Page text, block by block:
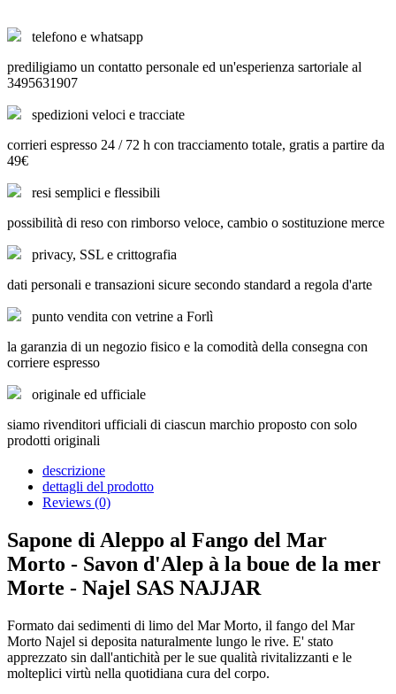
telefono e whatsapp
prediligiamo un contatto personale ed un'esperienza sartoriale al
3495631907
spedizioni veloci e tracciate
corrieri espresso 24 / 72 h con tracciamento totale, gratis a partire da
49€
resi semplici e flessibili
possibilità di reso con rimborso veloce, cambio o sostituzione merce
privacy, SSL e crittografia
dati personali e transazioni sicure secondo standard a regola d'arte
punto vendita con vetrine a Forlì
la garanzia di un negozio fisico e la comodità della consegna con
corriere espresso
originale ed ufficiale
siamo rivenditori ufficiali di ciascun marchio proposto con solo
prodotti originali
descrizione
dettagli del prodotto
Reviews (0)
Sapone di Aleppo al Fango del Mar
Morto - Savon d'Alep à la boue de la mer
Morte - Najel SAS NAJJAR
Formato dai sedimenti di limo del Mar Morto, il fango del Mar
Morto Najel si deposita naturalmente lungo le rive. E' stato
apprezzato sin dall'antichità per le sue qualità rivitalizzanti e le
molteplici virtù nella quotidiana cura del corpo.